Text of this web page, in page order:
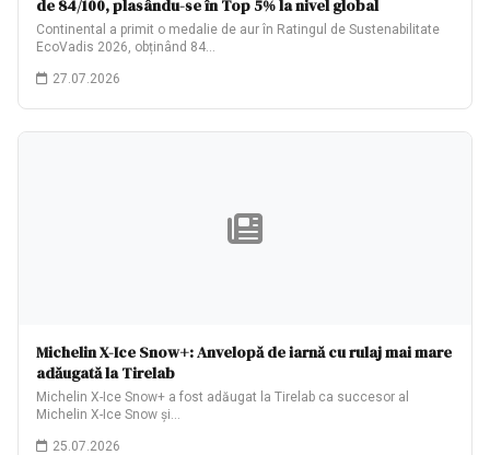
de 84/100, plasându-se în Top 5% la nivel global
Continental a primit o medalie de aur în Ratingul de Sustenabilitate
EcoVadis 2026, obținând 84…
27.07.2026
Michelin X-Ice Snow+: Anvelopă de iarnă cu rulaj mai mare
adăugată la Tirelab
Michelin X-Ice Snow+ a fost adăugat la Tirelab ca succesor al
Michelin X-Ice Snow și…
25.07.2026